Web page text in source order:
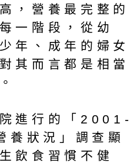
，營養最完整的
一階段，從幼
年、成年的婦女
其而言都是相當
進行的「2001-
狀況」調查顯
飲食習慣不健